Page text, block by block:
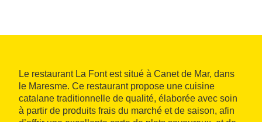
Le restaurant La Font est situé à Canet de Mar, dans
le Maresme. Ce restaurant propose une cuisine
catalane traditionnelle de qualité, élaborée avec soin
à partir de produits frais du marché et de saison, afin